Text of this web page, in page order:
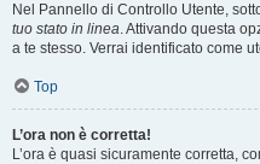
Nel Pannello di Controllo Utente,
tuo stato in linea. Attivando questa
a te stesso. Verrai identificato come
Top
L’ora non è corretta!
L’ora è quasi sicuramente corretta,